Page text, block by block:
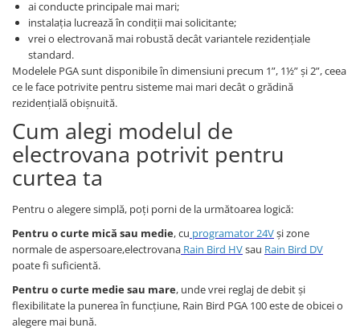
ai conducte principale mai mari;
instalația lucrează în condiții mai solicitante;
vrei o electrovană mai robustă decât variantele rezidențiale
standard.
Modelele PGA sunt disponibile în dimensiuni precum 1”, 1½” și 2”, ceea
ce le face potrivite pentru sisteme mai mari decât o grădină
rezidențială obișnuită.
Cum alegi modelul de
electrovana potrivit pentru
curtea ta
Pentru o alegere simplă, poți porni de la următoarea logică:
Pentru o curte mică sau medie, cu programator 24Vși zone
normale de aspersoare,electrovana Rain Bird HVsau Rain Bird DV
poate fi suficientă.
Pentru o curte medie sau mare, unde vrei reglaj de debit și
flexibilitate la punerea în funcțiune, Rain Bird PGA 100 este de obicei o
alegere mai bună.